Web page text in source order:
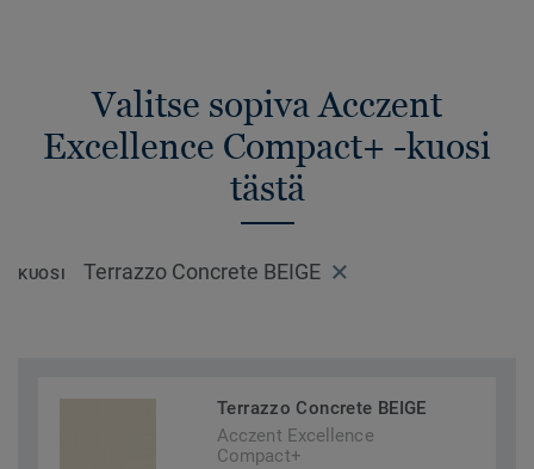
Valitse sopiva Acczent
Excellence Compact+ -kuosi
tästä
KUOSI Terrazzo Concrete BEIGE
Terrazzo Concrete BEIGE
Acczent Excellence
Compact+